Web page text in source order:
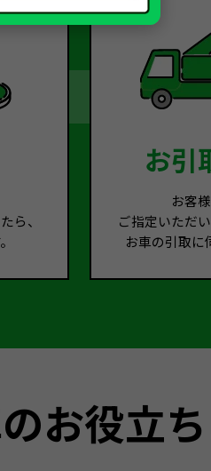
ら、
お引
お客
ご指定いただ
お車の引取に
お役立